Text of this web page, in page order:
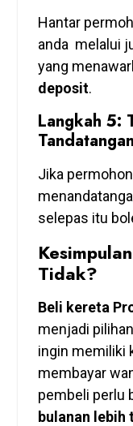
Hantar
anda melalui
yang
deposit.
Langkah 5:
Jika
selepas itu
Tidak?
Beli kereta
menjadi
ingin memiliki
membayar
pembeli perlu
bulanan lebih